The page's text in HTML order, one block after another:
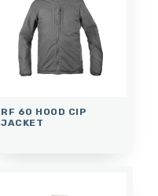
RF 60 HOOD CIP
JACKET